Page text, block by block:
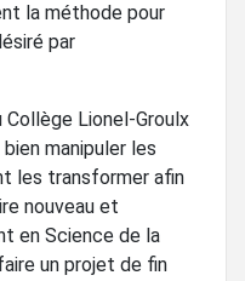
la méthode pour
par
Collège Lionel-Groulx
manipuler les
les transformer afin
nouveau et
en Science de la
un projet de fin